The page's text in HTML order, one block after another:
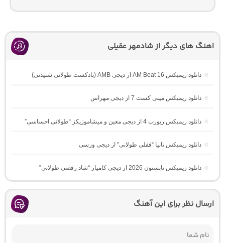
اهنگ های دیگر از شادمهر عقیلی
دانلود ریمیکس AM Beat 16 از دیجی AMB (پادکست طولانی شنیدنی)
دانلود ریمیکس مینی کست 7 از دیجی مهراس
دانلود ریمیکس ریورب 4 از دیجی معین و میشاموزیکز “طولانی احساسی”
دانلود ریمیکس تانیا “قفلی طولانی” از دیجی ورسی
دانلود ریمیکس تابستون 2026 از دیجی کامیار “شاد رقصی طولانی”
ارسال نظر برای این آهنگ